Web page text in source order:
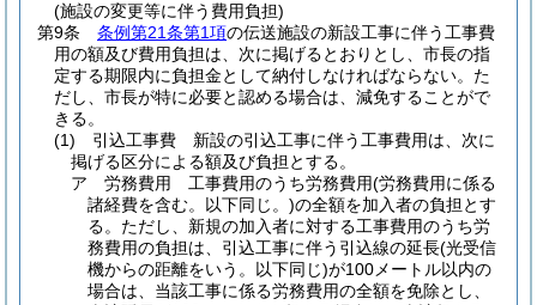
(施設の変更等に伴う費用負担)
第9条
条例第21条第1項の伝送施設の新設工事に伴う工事費
用の額及び費用負担は、次に掲げるとおりとし、市長の指
定する期限内に負担金として納付しなければならない。 た
だし、市長が特に必要と認める場合は、減免することがで
きる。
(1)
引込工事費 新設の引込工事に伴う工事費用は、次に
掲げる区分による額及び負担とする。
ア
労務費用 工事費用のうち労務費用(労務費用に係る
諸経費を含む。以下同じ。)の全額を加入者の負担とす
る。 ただし、新規の加入者に対する工事費用のうち労
務費用の負担は、引込工事に伴う引込線の延長(光受信
機からの距離をいう。以下同じ)が100メートル以内の
場合は、当該工事に係る労務費用の全額を免除とし、